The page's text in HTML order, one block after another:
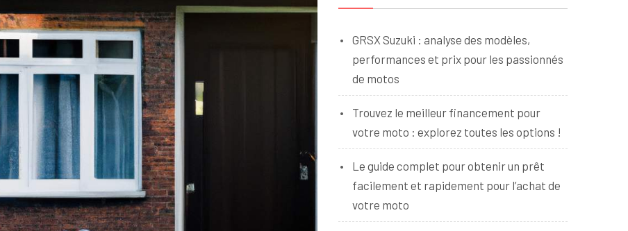
GRSX Suzuki : analyse des modèles,
performances et prix pour les passionnés
de motos
Trouvez le meilleur financement pour
votre moto : explorez toutes les options !
Le guide complet pour obtenir un prêt
facilement et rapidement pour l’achat de
votre moto